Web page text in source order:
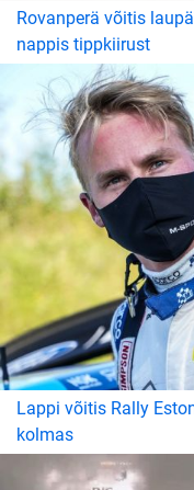
Rovanperä võitis
nappis tippkiirust
Lappi võitis Rally
kolmas